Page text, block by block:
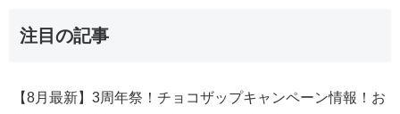
注目の記事
【8月最新】3周年祭！チョコザップキャンペーン情報！お